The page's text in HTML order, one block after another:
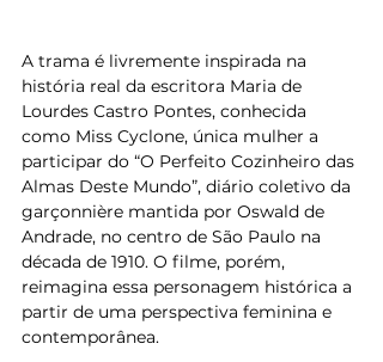
A trama é livremente inspirada na
história real da escritora Maria de
Lourdes Castro Pontes, conhecida
como Miss Cyclone, única mulher a
participar do “O Perfeito Cozinheiro das
Almas Deste Mundo”, diário coletivo da
garçonnière mantida por Oswald de
Andrade, no centro de São Paulo na
década de 1910. O filme, porém,
reimagina essa personagem histórica a
partir de uma perspectiva feminina e
contemporânea.